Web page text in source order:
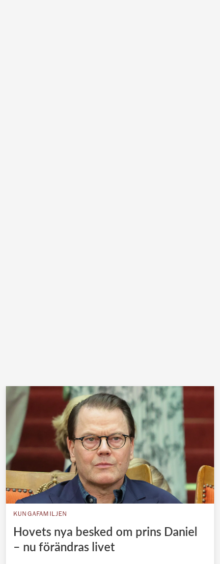
KUNGAFAMILJEN
Hovets nya besked om prins Daniel
– nu förändras livet